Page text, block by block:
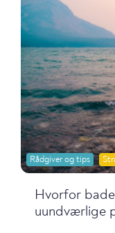
Rådgiver og tips
Hvorfor
uundværlige